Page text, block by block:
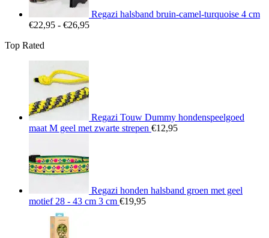
Regazi halsband bruin-camel-turquoise 4 cm
€22,95 - €26,95Prijsklasse:
Top Rated
Regazi Touw Dummy hondenspeelgoed
maat M geel met zwarte strepen €12,95
Regazi honden halsband groen met geel
motief 28 - 43 cm 3 cm €19,95